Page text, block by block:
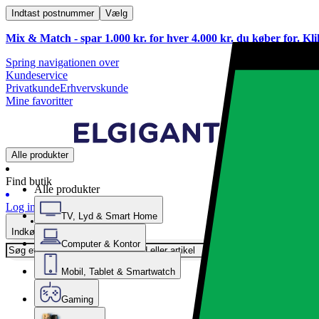
Indtast postnummer Vælg
Mix & Match - spar 1.000 kr. for hver 4.000 kr. du køber for.
Spring navigationen over
Kundeservice
PrivatkundeErhvervskunde
Mine favoritter
Alle produkter
Find butik
Log ind
Indkøbskurv
Alle produkter
TV, Lyd & Smart Home
Computer & Kontor
Mobil, Tablet & Smartwatch
Gaming